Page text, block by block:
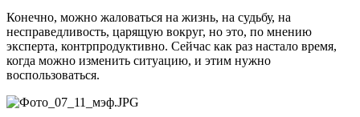
Конечно, можно жаловаться на жизнь, на судьбу, на
несправедливость, царящую вокруг, но это, по мнению
эксперта, контрпродуктивно. Сейчас как раз настало время,
когда можно изменить ситуацию, и этим нужно
воспользоваться.